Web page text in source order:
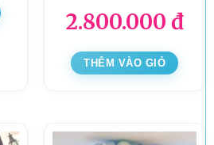
2.800.000 đ
THÊM VÀO GIỎ